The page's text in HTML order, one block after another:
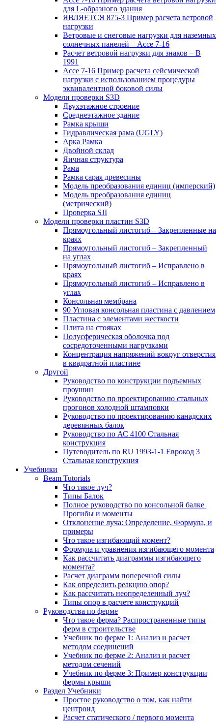
для L-образного здания
ЯВЛЯЕТСЯ 875-3 Пример расчета ветровой
нагрузки
Ветровые и снеговые нагрузки для наземных
солнечных панелей – Ассе 7-16
Расчет ветровой нагрузки для знаков – В
1991
Ассе 7-16 Пример расчета сейсмической
нагрузки с использованием процедуры
эквивалентной боковой силы
Модели проверки S3D
Двухэтажное строение
Среднеэтажное здание
Рамка крыши
Гидравлическая рама (UGLY)
Арка Рамка
Двойной склад
Яичная структура
Рама
Рамка сарая древесины
Модель преобразования единиц (имперский)
Модель преобразования единиц
(метрический)
Проверка SJI
Модели проверки пластин S3D
Прямоугольный листогиб – Закрепленные на
краях
Прямоугольный листогиб – Закрепленный
на углах
Прямоугольный листогиб – Исправлено в
краях
Прямоугольный листогиб – Исправлено в
углах
Консольная мембрана
90 Угловая консольная пластина с давлением
Пластина с элементами жесткости
Плита на стояках
Полусферическая оболочка под
сосредоточенными нагрузками
Концентрация напряжений вокруг отверстия
в квадратной пластине
Другой
Руководство по конструкции подъемных
проушин
Руководство по проектированию стальных
прогонов холодной штамповки
Руководство по проектированию канадских
деревянных балок
Руководство по АС 4100 Стальная
конструкция
Путеводитель по RU 1993-1-1 Еврокод 3
Стальная конструкция
Учебники
Beam Tutorials
Что такое луч?
Типы Балок
Полное руководство по консольной балке |
Прогибы и моменты
Отклонение луча: Определение, Формула, и
примеры
Что такое изгибающий момент?
Формула и уравнения изгибающего момента
Как рассчитать диаграммы изгибающего
момента?
Расчет диаграмм поперечной силы
Как определить реакцию опор?
Как рассчитать неопределенный луч?
Типы опор в расчете конструкций
Руководства по ферме
Что такое ферма? Распространенные типы
ферм в строительстве
Учебник по ферме 1: Анализ и расчет
методом соединений
Учебник по ферме 2: Анализ и расчет
методом сечений
Учебник по ферме 3: Пример конструкции
фермы крыши
Раздел Учебники
Простое руководство о том, как найти
центроид
Расчет статического / первого момента